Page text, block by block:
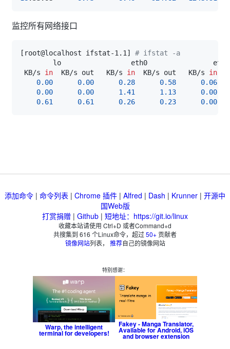
监控所有网络接口
[ root@localhost ifstat-1.1 ] # ifstat -a
KB/s in
  KB/s out   KB/s
in
  KB/s out   KB/s
in
0.00
0.00 0.28 0.58
0.06
0.00
0.00 1.41 1.13
0.00
0.61
0.61 0.26 0.23 0.00
添加命令 | 命令列表 | Chrome 插件 | Alfred | Dash | Krunner | 开源中
国Web版
打赏捐赠 | Github | 短地址：https://git.io/linux
收藏本站请使用 Ctrl+D 或者Command+d
共搜集到 616 个Linux命令，超过50+贡献者
镜像网站列表， 推荐自己的镜像网站
特别感谢：
Warp, the intelligent
terminal for developers!
Fakey - Manga Translator,
Available for Android, iOS
and browser extension